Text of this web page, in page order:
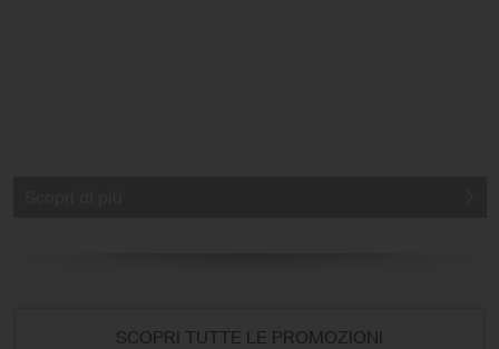
SCOPRI TUTTE LE PROMOZIONI